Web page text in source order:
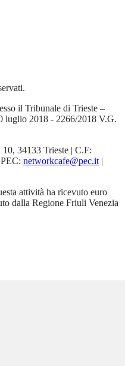
il Tribunale di Trieste –
luglio 2018 - 2266/2018 V.G.
34133 Trieste | C.F:
networkcafe@pec.it |
attività ha ricevuto euro
dalla Regione Friuli Venezia